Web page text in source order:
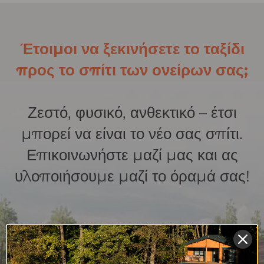
Έτοιμοι να ξεκινήσετε το ταξίδι
προς το σπίτι των ονείρων σας;
Ζεστό, φυσικό, ανθεκτικό – έτσι
μπορεί να είναι το νέο σας σπίτι.
Επικοινωνήστε μαζί μας και ας
υλοποιήσουμε μαζί το όραμά σας!